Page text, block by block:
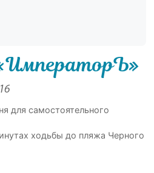
для самостоятельного
ходьбы до пляжа Черного